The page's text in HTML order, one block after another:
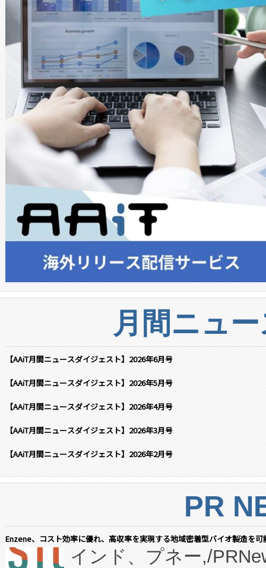
月間ニュ
【AAiT月間ニュースダイジェスト】2026年6月号
【AAiT月間ニュースダイジェスト】2026年5月号
【AAiT月間ニュースダイジェスト】2026年4月号
【AAiT月間ニュースダイジェスト】2026年3月号
【AAiT月間ニュースダイジェスト】2026年2月号
PR
Enzene、コスト効率に優れ、高収率を実現する地域密着型バイオ製造を
インド、プネー,/